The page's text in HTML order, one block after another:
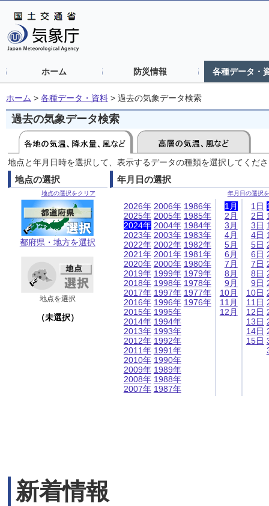
ホーム 防災情報 各種データ・
ホーム > 各種データ・資料 > 過去の気象データ検索
過去の気象データ検索
地点と年月日時を選択して、表示するデータの種類を選択してくだ
地点の選択
地点の選択をクリア
都府県・地方を選択
地点を選択
（未選択）
年月日の選択
年月日の選択
2026年
2025年
2024年
2023年
2022年
2021年
2020年
2019年
2018年
2017年
2016年
2015年
2014年
2013年
2012年
2011年
2010年
2009年
2008年
2007年
2006年
2005年
2004年
2003年
2002年
2001年
2000年
1999年
1998年
1997年
1996年
1995年
1994年
1993年
1992年
1991年
1990年
1989年
1988年
1987年
1986年
1985年
1984年
1983年
1982年
1981年
1980年
1979年
1978年
1977年
1976年
1月
2月
3月
4月
5月
6月
7月
8月
9月
10月
11月
12月
1日
2日
3日
4日
5日
6日
7日
8日
9日
10日
11日
12日
13日
14日
15日
新着情報